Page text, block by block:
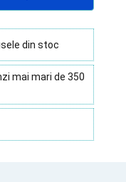
din stoc
mai mari de 350